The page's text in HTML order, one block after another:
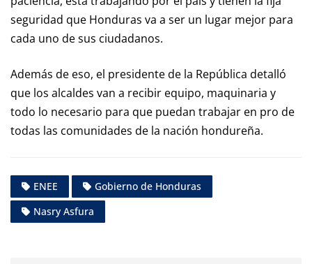
seguridad que Honduras va a ser un lugar mejor para
cada uno de sus ciudadanos.
Además de eso, el presidente de la República detalló
que los alcaldes van a recibir equipo, maquinaria y
todo lo necesario para que puedan trabajar en pro de
todas las comunidades de la nación hondureña.
ENEE
Gobierno de Honduras
Nasry Asfura